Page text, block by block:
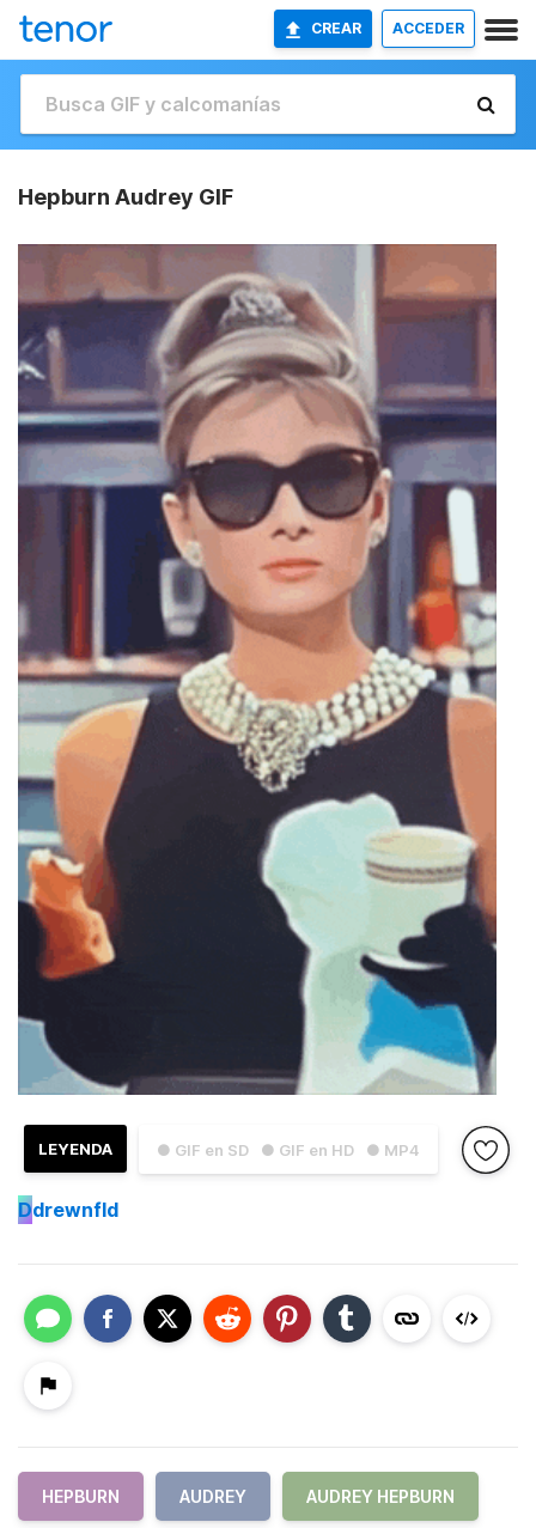
CREAR ACCEDER
Hepburn Audrey GIF
● GIF en SD ● GIF en HD ● MP4
LEYENDA
Ddrewnfld
HEPBURN AUDREY AUDREY HEPBURN